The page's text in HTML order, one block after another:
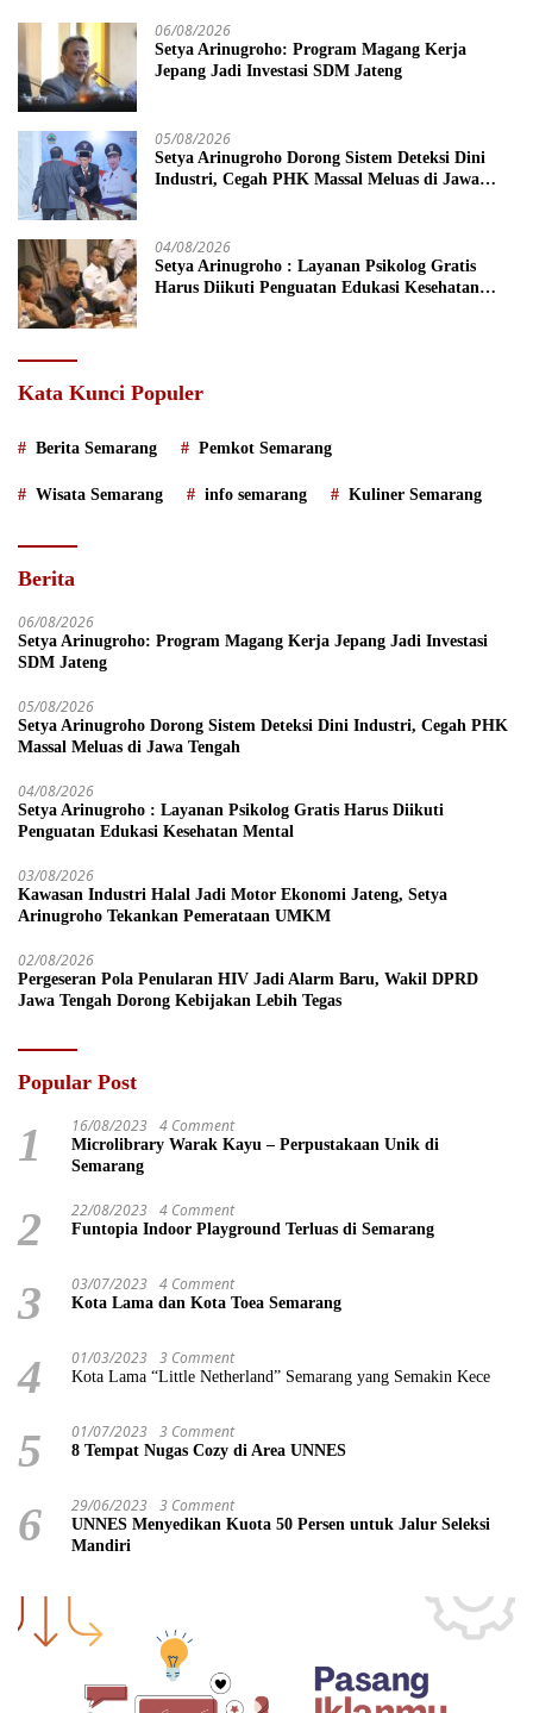
06/08/2026
Setya Arinugroho: Program Magang Kerja
Jepang Jadi Investasi SDM Jateng
05/08/2026
Setya Arinugroho Dorong Sistem Deteksi Dini
Industri, Cegah PHK Massal Meluas di Jawa
04/08/2026
Setya Arinugroho : Layanan Psikolog Gratis
Harus Diikuti Penguatan Edukasi Kesehatan
Kata Kunci Populer
Berita Semarang Pemkot Semarang
Wisata Semarang info semarang Kuliner Semarang
Berita
06/08/2026
Setya Arinugroho: Program Magang Kerja Jepang Jadi Investasi
SDM Jateng
05/08/2026
Setya Arinugroho Dorong Sistem Deteksi Dini Industri, Cegah PHK
Massal Meluas di Jawa Tengah
04/08/2026
Setya Arinugroho : Layanan Psikolog Gratis Harus Diikuti
Penguatan Edukasi Kesehatan Mental
03/08/2026
Kawasan Industri Halal Jadi Motor Ekonomi Jateng, Setya
Arinugroho Tekankan Pemerataan UMKM
02/08/2026
Pergeseran Pola Penularan HIV Jadi Alarm Baru, Wakil DPRD
Jawa Tengah Dorong Kebijakan Lebih Tegas
Popular Post
1 16/08/2023 4 Comment
Microlibrary Warak Kayu – Perpustakaan Unik di
Semarang
2 22/08/2023 4 Comment
Funtopia Indoor Playground Terluas di Semarang
3 03/07/2023 4 Comment
Kota Lama dan Kota Toea Semarang
4 01/03/2023 3 Comment
Kota Lama “Little Netherland” Semarang yang Semakin Kece
5 01/07/2023 3 Comment
8 Tempat Nugas Cozy di Area UNNES
6 29/06/2023 3 Comment
UNNES Menyedikan Kuota 50 Persen untuk Jalur Seleksi
Mandiri